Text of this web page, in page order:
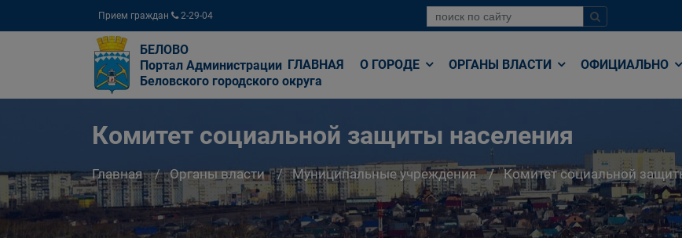
Прием граждан 2-29-04
БЕЛОВО
Портал Администрации
Беловского городского округа
ГЛАВНАЯ О ГОРОДЕ ОРГАНЫ ВЛАСТИ ОФИЦИАЛЬНО
Комитет социальной защиты населения
Главная Органы власти Муниципальные учреждения Комитет социальной